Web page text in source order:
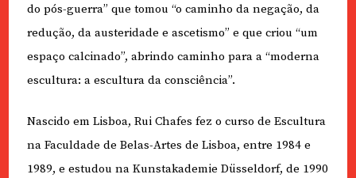
do pós-guerra” que tomou “o caminho da negação, da
redução, da austeridade e ascetismo” e que criou “um
espaço calcinado”, abrindo caminho para a “moderna
escultura: a escultura da consciência”.
Nascido em Lisboa, Rui Chafes fez o curso de Escultura
na Faculdade de Belas-Artes de Lisboa, entre 1984 e
1989, e estudou na Kunstakademie Düsseldorf, de 1990